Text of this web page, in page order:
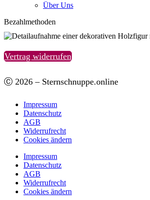
Über Uns
Bezahlmethoden
Vertrag widerrufen
Ⓒ 2026 – Sternschnuppe.online
Impressum
Datenschutz
AGB
Widerrufrecht
Cookies ändern
Impressum
Datenschutz
AGB
Widerrufrecht
Cookies ändern